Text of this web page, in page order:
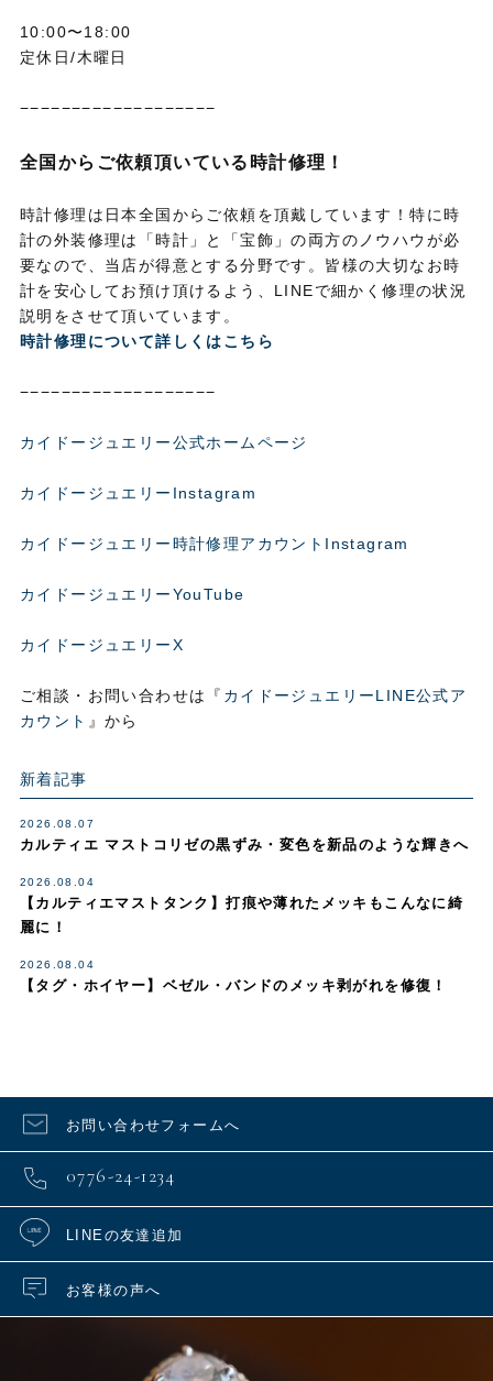
10:00〜18:00
定休日/木曜日
−−−−−−−−−−−−−−−−−−−
全国からご依頼頂いている時計修理！
時計修理は日本全国からご依頼を頂戴しています！特に時
計の外装修理は「時計」と「宝飾」の両方のノウハウが必
要なので、当店が得意とする分野です。皆様の大切なお時
計を安心してお預け頂けるよう、LINEで細かく修理の状況
説明をさせて頂いています。
時計修理について詳しくはこちら
−−−−−−−−−−−−−−−−−−−
カイドージュエリー公式ホームページ
カイドージュエリーInstagram
カイドージュエリー時計修理アカウントInstagram
カイドージュエリーYouTube
カイドージュエリーX
ご相談・お問い合わせは『 カイドージュエリーLINE公式ア
カウント 』から
新着記事
2026.08.07
カルティエ マストコリゼの黒ずみ・変色を新品のような輝きへ
2026.08.04
【カルティエマストタンク】打痕や薄れたメッキもこんなに綺
麗に！
2026.08.04
【タグ・ホイヤー】ベゼル・バンドのメッキ剥がれを修復！
お問い合わせフォームへ
0776-24-1234
LINEの友達追加
お客様の声へ